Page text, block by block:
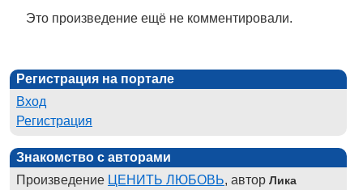
Это произведение ещё не комментировали.
Регистрация на портале
Вход
Регистрация
Знакомство с авторами
Произведение ЦЕНИТЬ ЛЮБОВЬ, автор Лика